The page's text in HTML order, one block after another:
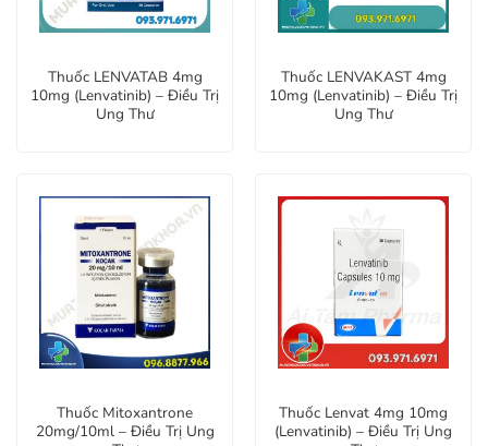
Thuốc LENVATAB 4mg
10mg (Lenvatinib) – Điều Trị
Ung Thư
Thuốc LENVAKAST 4mg
10mg (Lenvatinib) – Điều Trị
Ung Thư
Thuốc Mitoxantrone
20mg/10ml – Điều Trị Ung
Thuốc Lenvat 4mg 10mg
(Lenvatinib) – Điều Trị Ung